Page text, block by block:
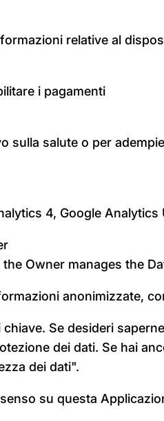
relative al
i pagamenti
sulla salute o per
4, Google
Owner manages the
anonimizzate,
Se desideri
dei dati. Se hai
dei dati".
su questa